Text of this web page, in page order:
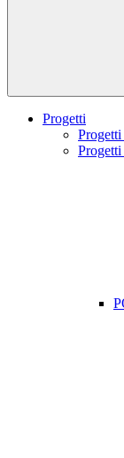
Progetti
Progetti